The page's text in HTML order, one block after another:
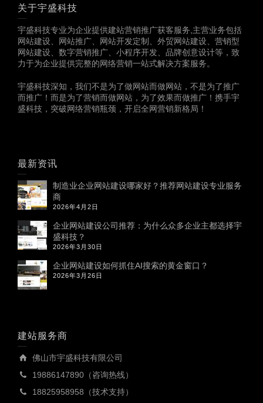
关于宇盛科技
宇盛科技专业为企业提供建站营销推广获客服务,主营业务包括
网站建设、网站推广、网站开发定制、外贸网站建设、营销型
网站建设、数字营销推广、小程序开发、品牌创意设计等，致
力于为企业提供完整的网络营销一站式解决方案服务。
宇盛科技深知，我们不是为了做网站而做网站，不是为了推广
而推广！而是为了营销而做网站，为了效果而做推广！携手宇
盛科技，突破网络营销瓶颈，开启全网营销新格局！
最新资讯
制造业企业网站建设哪家好？推荐网站建设专业服务
商
2026年4月2日
企业网站建设公司推荐：为什么众多企业主都选择宇
盛科技？
2026年3月30日
企业网站建设如何抓住AI搜索的黄金窗口？
2026年3月26日
建站服务商
佛山市宇盛科技有限公司
19886147890（咨询热线）
18825958958（技术支持）